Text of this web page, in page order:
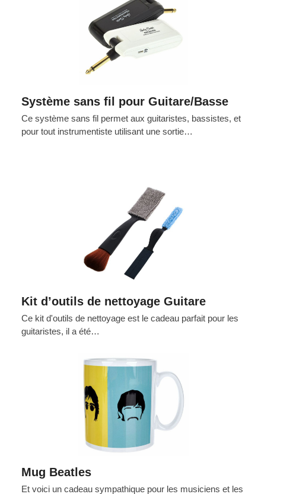
Système sans fil pour Guitare/Basse
Ce système sans fil permet aux guitaristes, bassistes, et
pour tout instrumentiste utilisant une sortie…
Kit d’outils de nettoyage Guitare
Ce kit d'outils de nettoyage est le cadeau parfait pour les
guitaristes, il a été…
Mug Beatles
Et voici un cadeau sympathique pour les musiciens et les